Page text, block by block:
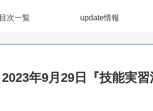
目次一覧 update情報
2023年9月29日『技能実